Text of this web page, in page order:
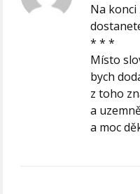
Na konci
* * *
Místo
bych
z toho
a
a moc